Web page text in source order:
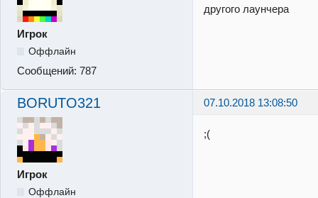
Игрок
Оффлайн
Сообщений: 787
другого лаунчера
BORUTO321 07.10.2018 13:08:50
Игрок
Оффлайн
;(